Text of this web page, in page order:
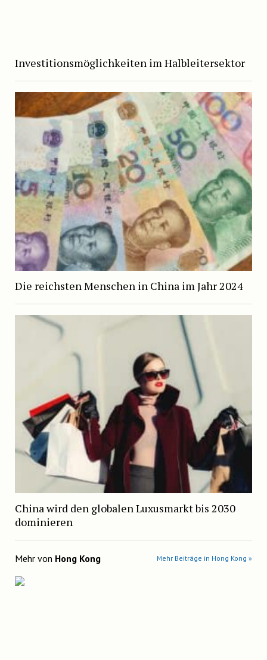
Investitionsmöglichkeiten im Halbleitersektor
Die reichsten Menschen in China im Jahr 2024
China wird den globalen Luxusmarkt bis 2030
dominieren
Mehr von Hong Kong Mehr Beiträge in Hong Kong »